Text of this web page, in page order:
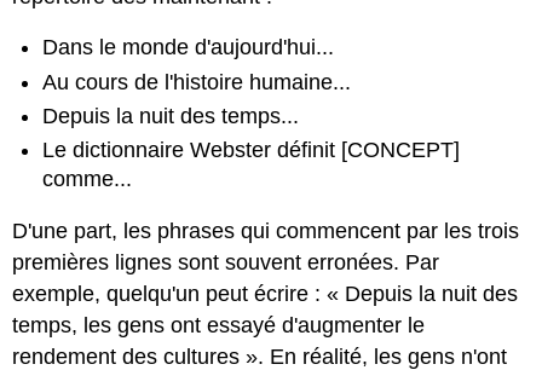
Dans le monde d'aujourd'hui...
Au cours de l'histoire humaine...
Depuis la nuit des temps...
Le dictionnaire Webster définit [CONCEPT]
comme...
D'une part, les phrases qui commencent par les trois
premières lignes sont souvent erronées. Par
exemple, quelqu'un peut écrire : « Depuis la nuit des
temps, les gens ont essayé d'augmenter le
rendement des cultures ». En réalité, les gens n'ont